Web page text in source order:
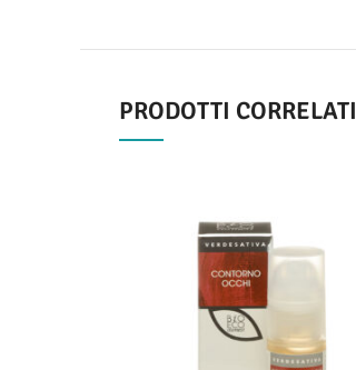
PRODOTTI CORRELATI